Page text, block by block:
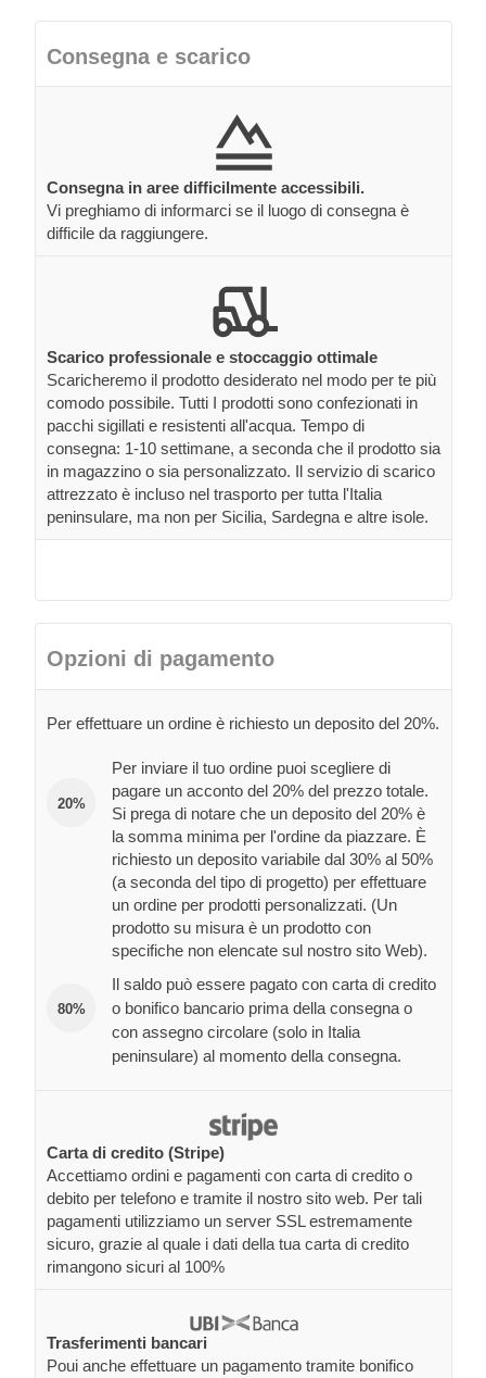
Consegna e scarico
Consegna in aree difficilmente accessibili.
Vi preghiamo di informarci se il luogo di consegna è
difficile da raggiungere.
Scarico professionale e stoccaggio ottimale
Scaricheremo il prodotto desiderato nel modo per te più
comodo possibile. Tutti I prodotti sono confezionati in
pacchi sigillati e resistenti all'acqua. Tempo di
consegna: 1-10 settimane, a seconda che il prodotto sia
in magazzino o sia personalizzato. Il servizio di scarico
attrezzato è incluso nel trasporto per tutta l'Italia
peninsulare, ma non per Sicilia, Sardegna e altre isole.
Opzioni di pagamento
Per effettuare un ordine è richiesto un deposito del 20%.
20%
Per inviare il tuo ordine puoi scegliere di
pagare un acconto del 20% del prezzo totale.
Si prega di notare che un deposito del 20% è
la somma minima per l'ordine da piazzare. È
richiesto un deposito variabile dal 30% al 50%
(a seconda del tipo di progetto) per effettuare
un ordine per prodotti personalizzati. (Un
prodotto su misura è un prodotto con
specifiche non elencate sul nostro sito Web).
80%
Il saldo può essere pagato con carta di credito
o bonifico bancario prima della consegna o
con assegno circolare (solo in Italia
peninsulare) al momento della consegna.
Carta di credito (Stripe)
Accettiamo ordini e pagamenti con carta di credito o
debito per telefono e tramite il nostro sito web. Per tali
pagamenti utilizziamo un server SSL estremamente
sicuro, grazie al quale i dati della tua carta di credito
rimangono sicuri al 100%
Trasferimenti bancari
Poui anche effettuare un pagamento tramite bonifico